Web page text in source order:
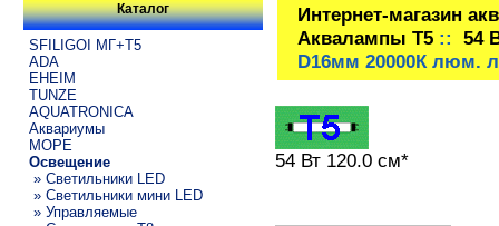
Каталог
SFILIGOI МГ+Т5
ADA
EHEIM
TUNZE
AQUATRONICA
Аквариумы
МОРЕ
Освещение
» Светильники LED
» Светильники мини LED
» Управляемые
Интернет-магазин
Аквалампы T5:: 54
D16мм 20000К люм.
54 Вт 120.0 см*